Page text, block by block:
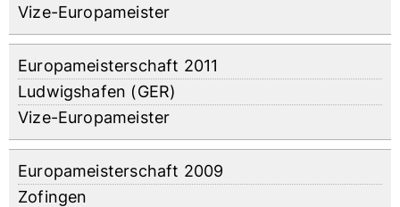
Vize-Europameister
Europameisterschaft 2011
Ludwigshafen (GER)
Vize-Europameister
Europameisterschaft 2009
Zofingen